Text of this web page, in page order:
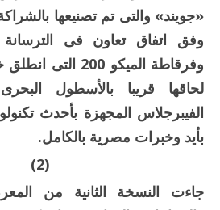
«جويند» والتى تم تصنيعها
وفق اتفاق تعاون فى الترسانة
وفرقاطة الميكو 200
لحاقها قريبا بالأسطول
الفيبرجلاس المجهزة بأحدث
بأيد وخبرات مصرية بالكامل.
جاءت النسخة الثانية من